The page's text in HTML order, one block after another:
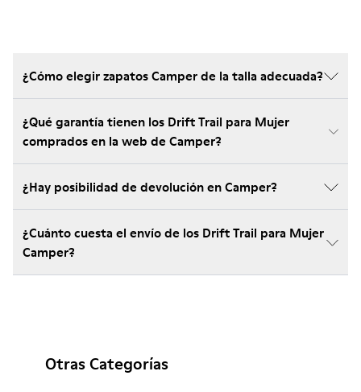
¿Cómo elegir zapatos Camper de la talla adecuada?
¿Qué garantía tienen los Drift Trail para Mujer
comprados en la web de Camper?
¿Hay posibilidad de devolución en Camper?
¿Cuánto cuesta el envío de los Drift Trail para Mujer
Camper?
Otras Categorías